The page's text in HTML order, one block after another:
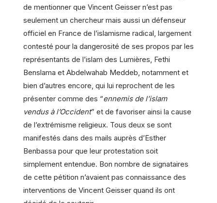
de mentionner que Vincent Geisser n’est pas
seulement un chercheur mais aussi un défenseur
officiel en France de l’islamisme radical, largement
contesté pour la dangerosité de ses propos par les
représentants de l’islam des Lumières, Fethi
Benslama et Abdelwahab Meddeb, notamment et
bien d’autres encore, qui lui reprochent de les
présenter comme des “ennemis de l’islam
vendus à l’Occident” et de favoriser ainsi la cause
de l’extrémisme religieux. Tous deux se sont
manifestés dans des mails auprès d’Esther
Benbassa pour que leur protestation soit
simplement entendue. Bon nombre de signataires
de cette pétition n’avaient pas connaissance des
interventions de Vincent Geisser quand ils ont